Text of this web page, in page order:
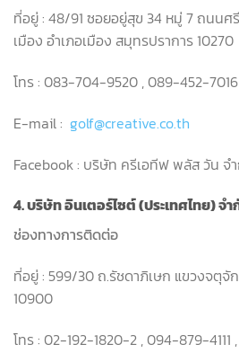
ที่อยู่ : 48/91 ซอยอยู่สุข 34 หมู่ 7 ถนน
เมือง อำเภอเมือง สมุทรปราการ 10270
โทร : 083-704-9520 , 089-452-7016
E-mail : golf@creative.co.th
Facebook : บริษัท ครีเอทีฟ พลัส วัน จ
4. บริษัท อินเตอร์ไซต์ (ประเทศไทย) จำ
ช่องทางการติดต่อ
ที่อยู่ : 599/30 ถ.รัชดาภิเษก แขวงจตุจั
10900
โทร : 02-192-1820-2 , 094-879-4111